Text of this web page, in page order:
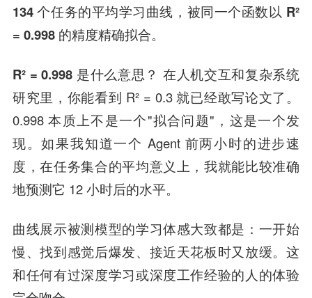
134 个任务的平均学习曲线，被同一个函数以 R²
= 0.998 的精度精确拟合。
R² = 0.998 是什么意思？ 在人机交互和复杂系统
研究里，你能看到 R² = 0.3 就已经敢写论文了。
0.998 本质上不是一个"拟合问题"，这是一个发
现。如果我知道一个 Agent 前两小时的进步速
度，在任务集合的平均意义上，我就能比较准确
地预测它 12 小时后的水平。
曲线展示被测模型的学习体感大致都是： 一开始
慢、找到感觉后爆发、接近天花板时又放缓。这
和任何有过深度学习或深度工作经验的人的体验